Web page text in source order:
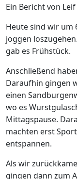
Ein Bericht von
Heute sind wir um
joggen
gab es Frühstück.
Anschließend
Daraufhin gingen
einen
wo es
Mittagspause.
machten erst
entspannen.
Als wir
gingen dann zum